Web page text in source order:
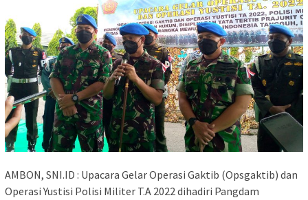
AMBON, SNI.ID : Upacara Gelar Operasi Gaktib (Opsgaktib) dan
Operasi Yustisi Polisi Militer T.A 2022 dihadiri Pangdam